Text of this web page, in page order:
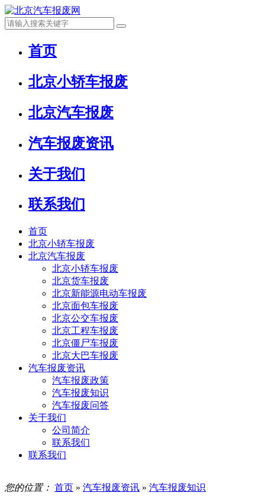
首页
北京小轿车报废
北京汽车报废
汽车报废资讯
关于我们
联系我们
首页
北京小轿车报废
北京汽车报废
北京小轿车报废
北京货车报废
北京新能源电动车报废
北京面包车报废
北京公交车报废
北京工程车报废
北京僵尸车报废
北京大巴车报废
汽车报废资讯
汽车报废政策
汽车报废知识
汽车报废问答
关于我们
公司简介
联系我们
联系我们
您的位置： 首页 » 汽车报废资讯 » 汽车报废知识